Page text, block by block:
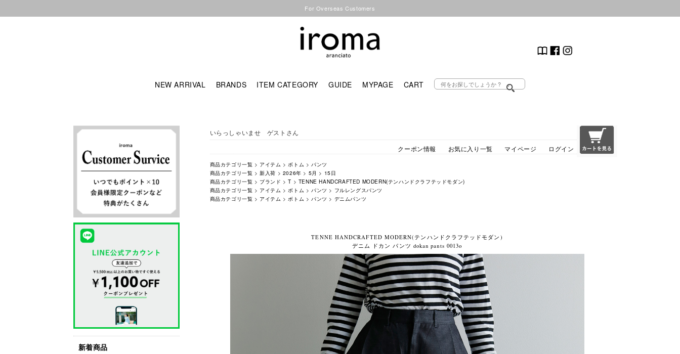
For Overseas Customers
NEW ARRIVAL BRANDS ITEM CATEGORY GUIDE MYPAGE CART
新着商品
いらっしゃいませ ゲストさん
クーポン情報
お気に入り一覧 マイページ ログイン
商品カテゴリ一覧 > アイテム >ボトム > パンツ
商品カテゴリ一覧 >新入荷 > 2026年 > 5月 > 15日
商品カテゴリ一覧 > ブランド >T > TENNE HANDCRAFTED MODERN(テンハンドクラフテッドモダン)
商品カテゴリ一覧 > アイテム >ボトム > パンツ > フルレングスパンツ
商品カテゴリ一覧 > アイテム >ボトム > パンツ > デニムパンツ
TENNE HANDCRAFTED MODERN(テンハンドクラフテッドモダン)
デニム ドカン パンツ dokan pants 0013o